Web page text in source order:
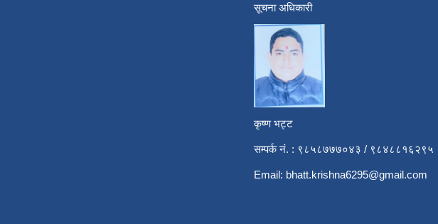
सूचना अधिकारी
कृष्ण भट्ट
सम्पर्क नं. : ९८५८७७७०४३ / ९८४८८१६२९५
Email: bhatt.krishna6295@gmail.com